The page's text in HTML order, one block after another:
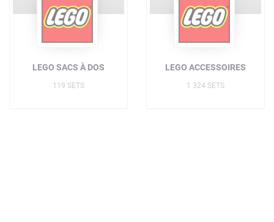
LEGO SACS À DOS
119 SETS
LEGO ACCESSOIRES
1 324 SETS